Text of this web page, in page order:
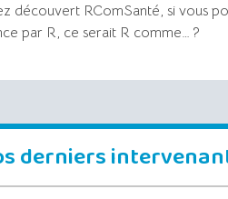
découvert RComSanté, si vous
par R, ce serait R comme… ?
derniers